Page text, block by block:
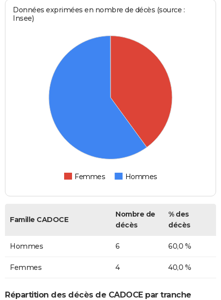
Données exprimées en nombre de décès (source :
Insee)
Femmes Hommes
Famille CADOCE
Nombre de
décès
% des
décès
Hommes 6 60,0 %
Femmes 4 40,0 %
Répartition des décès de CADOCE par tranche